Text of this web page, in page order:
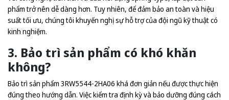
phẩm trở nên dễ dàng hơn. Tuy nhiên, để đảm bảo an toàn và hiệu
suất tối ưu, chúng tôi khuyến nghị sự hỗ trợ của đội ngũ kỹ thuật có
kinh nghiệm.
3. Bảo trì sản phẩm có khó khăn
không?
Bảo trì sản phẩm 3RW5544-2HA06 khá đơn giản nếu được thực hiện
đúng theo hướng dẫn. Việc kiểm tra định kỳ và bảo dưỡng đúng cách